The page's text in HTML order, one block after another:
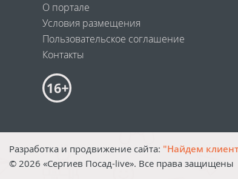
О портале
Условия размещения
Пользовательское соглашение
Контакты
Разработка и продвижение сайта: "Найдем
© 2026 «Сергиев Посад-live». Все права защищены